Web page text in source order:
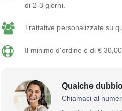
di 2-3 giorni.
Trattative personalizzate su
Il minimo d'ordine è di €
Qualche
Chiamaci al